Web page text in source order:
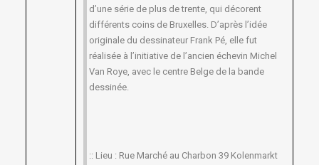
d’une série de plus de trente, qui décorent
différents coins de Bruxelles. D’après l’idée
originale du dessinateur Frank Pé, elle fut
réalisée à l’initiative de l’ancien échevin Michel
Van Roye, avec le centre Belge de la bande
dessinée.
:: Lieu : Rue Marché au Charbon 39 Kolenmarkt